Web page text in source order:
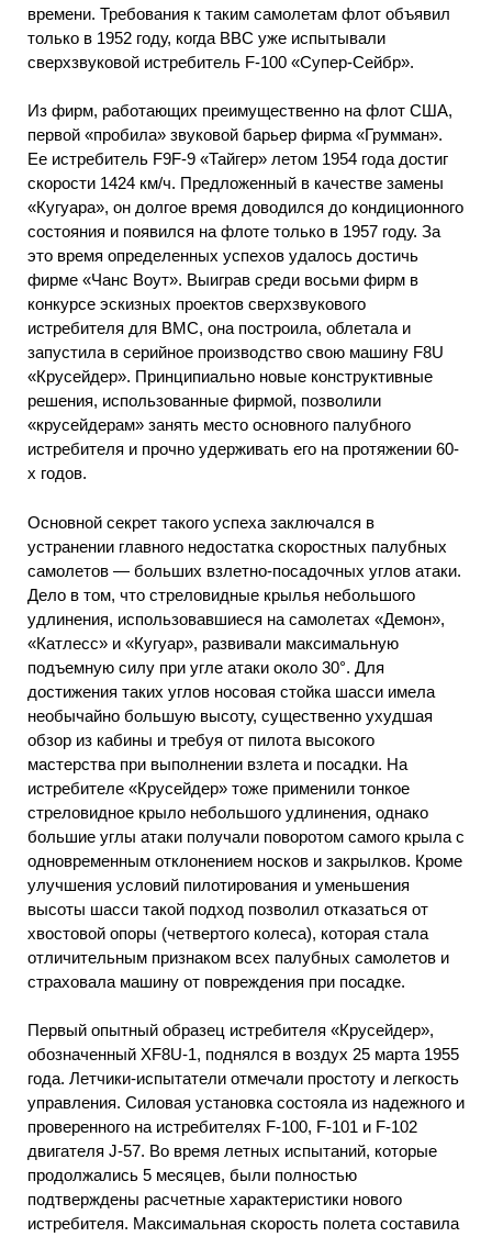
времени. Требования к таким самолетам флот объявил
только в 1952 году, когда ВВС уже испытывали
сверхзвуковой истребитель F-100 «Супер-Сейбр».
Из фирм, работающих преимущественно на флот США,
первой «пробила» звуковой барьер фирма «Грумман».
Ее истребитель F9F-9 «Тайгер» летом 1954 года достиг
скорости 1424 км/ч. Предложенный в качестве замены
«Кугуара», он долгое время доводился до кондиционного
состояния и появился на флоте только в 1957 году. За
это время определенных успехов удалось достичь
фирме «Чанс Воут». Выиграв среди восьми фирм в
конкурсе эскизных проектов сверхзвукового
истребителя для ВМС, она построила, облетала и
запустила в серийное производство свою машину F8U
«Крусейдер». Принципиально новые конструктивные
решения, использованные фирмой, позволили
«крусейдерам» занять место основного палубного
истребителя и прочно удерживать его на протяжении 60-
х годов.
Основной секрет такого успеха заключался в
устранении главного недостатка скоростных палубных
самолетов — больших взлетно-посадочных углов атаки.
Дело в том, что стреловидные крылья небольшого
удлинения, использовавшиеся на самолетах «Демон»,
«Катлесс» и «Кугуар», развивали максимальную
подъемную силу при угле атаки около 30°. Для
достижения таких углов носовая стойка шасси имела
необычайно большую высоту, существенно ухудшая
обзор из кабины и требуя от пилота высокого
мастерства при выполнении взлета и посадки. На
истребителе «Крусейдер» тоже применили тонкое
стреловидное крыло небольшого удлинения, однако
большие углы атаки получали поворотом самого крыла с
одновременным отклонением носков и закрылков. Кроме
улучшения условий пилотирования и уменьшения
высоты шасси такой подход позволил отказаться от
хвостовой опоры (четвертого колеса), которая стала
отличительным признаком всех палубных самолетов и
страховала машину от повреждения при посадке.
Первый опытный образец истребителя «Крусейдер»,
обозначенный XF8U-1, поднялся в воздух 25 марта 1955
года. Летчики-испытатели отмечали простоту и легкость
управления. Силовая установка состояла из надежного и
проверенного на истребителях F-100, F-101 и F-102
двигателя J-57. Во время летных испытаний, которые
продолжались 5 месяцев, были полностью
подтверждены расчетные характеристики нового
истребителя. Максимальная скорость полета составила